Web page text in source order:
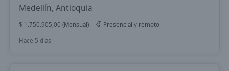
Medellín, Antioquia
$ 1.750.905,00 (Mensual)
Presencial y remoto
Hace 5 días